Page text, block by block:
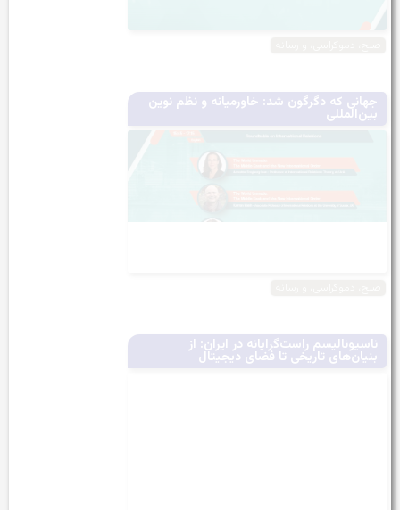
جهانی که دگرگون شد: خاورمیانه و نظم نوین
بین‌المللی
ناسیونالیسم راست‌گرایانه در ایران: از
بنیان‌های تاریخی تا فضای دیجیتال